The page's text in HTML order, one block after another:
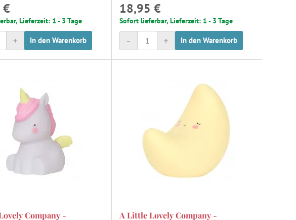
€
Lieferzeit: 1 - 3 Tage
+ In den Warenkorb
18,95 €
Sofort lieferbar, Lieferzeit: 1 - 3 Tage
+
- In den Warenkorb
Company - A Little Lovely Company -